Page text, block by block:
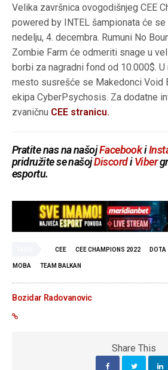
Velika završnica ovogodišnjeg CEE
powered by INTEL šampionata će se
nedelju, 4. decembra. Rumuni No
Zombie Farm će odmeriti snage u
borbi za nagradni fond od 10.000$.
mesto susrešće se Makedonci Void
ekipa CyberPsychosis. Za dodatne
zvaničnu CEE stranicu.
Pratite nas na našojFacebooki
pridružite se našojDiscordiViber
esportu.
CEE CEE CHAMPIONS 2022 DOTA
MOBA TEAM BALKAN
Bozidar Radovanovic
Share This